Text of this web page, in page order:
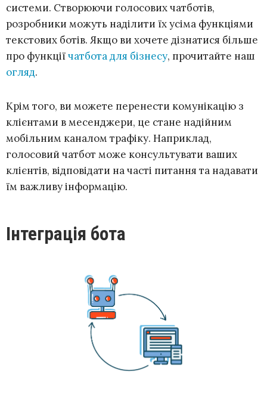
системи. Створюючи голосових чатботів,
розробники можуть наділити їх усіма функціями
текстових ботів. Якщо ви хочете дізнатися більше
про функціїчатбота для бізнесу, прочитайте наш
огляд.
Крім того, ви можете перенести комунікацію з
клієнтами в месенджери, це стане надійним
мобільним каналом трафіку. Наприклад,
голосовий чатбот може консультувати ваших
клієнтів, відповідати на часті питання та надавати
їм важливу інформацію.
Інтеграція бота